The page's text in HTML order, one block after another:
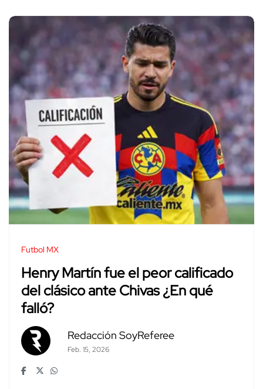
Futbol MX
Henry Martín fue el peor calificado
del clásico ante Chivas ¿En qué
falló?
Redacción SoyReferee
Feb. 15, 2026